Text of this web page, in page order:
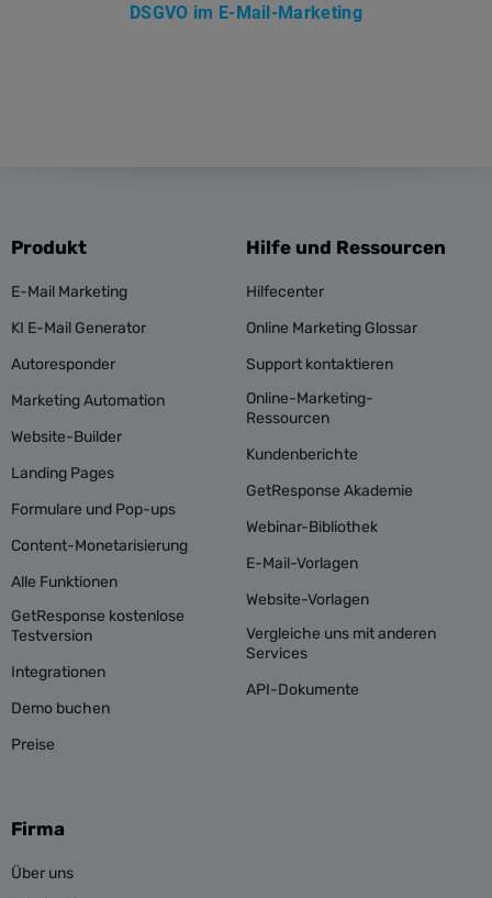
DSGVO im E-Mail-Marketing
Produkt
E-Mail Marketing
KI E-Mail Generator
Autoresponder
Marketing Automation
Website-Builder
Landing Pages
Formulare und Pop-ups
Content-Monetarisierung
Alle Funktionen
GetResponse kostenlose
Testversion
Integrationen
Demo buchen
Preise
Hilfe und Ressourcen
Hilfecenter
Online Marketing Glossar
Support kontaktieren
Online-Marketing-
Ressourcen
Kundenberichte
GetResponse Akademie
Webinar-Bibliothek
E-Mail-Vorlagen
Website-Vorlagen
Vergleiche uns mit anderen
Services
API-Dokumente
Firma
Über uns